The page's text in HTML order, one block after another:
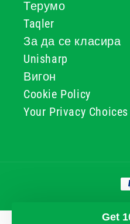
Терумо
Taqler
За да се класира
Unisharp
Вигон
Cookie Policy
Your Privacy Choices
© 2026, GG & BB
Get